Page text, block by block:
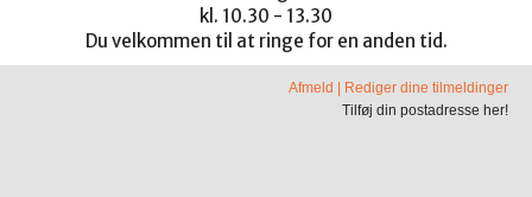
kl. 10.30 - 13.30
Du velkommen til at ringe for en anden tid.
Afmeld
Rediger dine tilmeldinger
Tilføj din postadresse her!